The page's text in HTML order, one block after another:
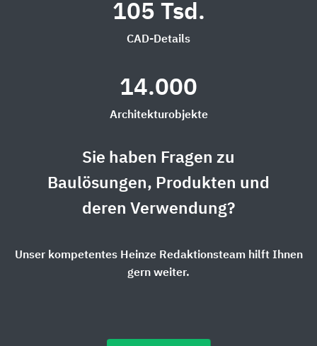
105 Tsd.
CAD-Details
14.000
Architekturobjekte
Sie haben Fragen zu
Baulösungen, Produkten und
deren Verwendung?
Unser kompetentes Heinze Redaktionsteam hilft Ihnen
gern weiter.